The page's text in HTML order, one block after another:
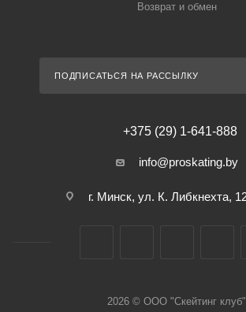
Возврат и обмен
ПОДПИСАТЬСЯ НА РАССЫЛКУ
+375 (29) 1-641-888
info@proskating.by
г. Минск, ул. К. Либкнехта,
2026 © ООО "Скейтинг клуб"